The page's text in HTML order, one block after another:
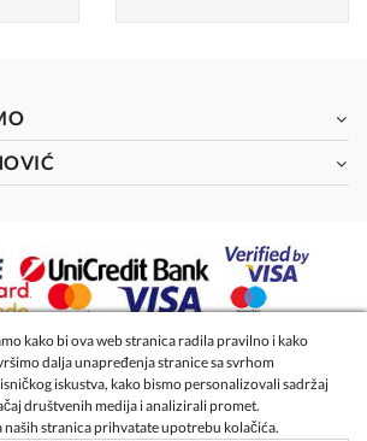
- Apoteka Magistra Živanović
kako bi ova web stranica radila pravilno i kako
dalja unapređenja stranice sa svrhom
iskustva, kako bismo personalizovali sadržaj
društvenih medija i analizirali promet.
naših stranica prihvatate upotrebu kolačića.